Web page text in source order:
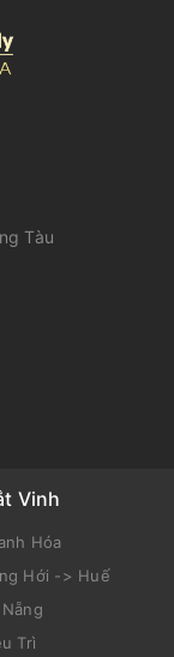
Tàu
Vinh
Hóa
Hới -> Huế
Trì